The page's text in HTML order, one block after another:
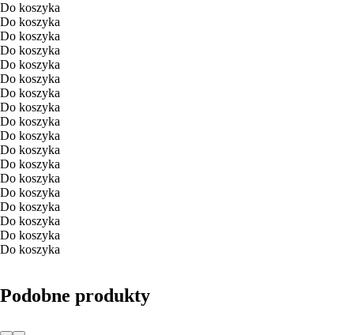
Do koszyka
Do koszyka
Do koszyka
Do koszyka
Do koszyka
Do koszyka
Do koszyka
Do koszyka
Do koszyka
Do koszyka
Do koszyka
Do koszyka
Do koszyka
Do koszyka
Do koszyka
Do koszyka
Do koszyka
Do koszyka
Podobne produkty